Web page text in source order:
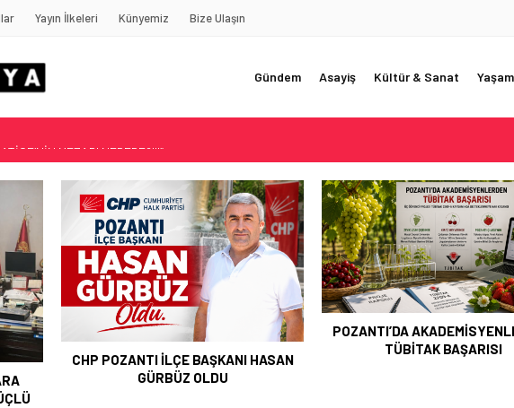
Yayın İlkeleri Künyemiz Bize Ulaşın
Gündem Asayiş Kültür & Sanat Yaşam
Cenneti Pozantı Akçatekir Yaylası
Buzdolabı Uyarısı
ve Adana’da Web Tasarımın Öncüsü GZR Ajans
Yazdı: İLBER ORTAYLI
POZANTI’DA AKADEMİSYENLERDEN
TÜBİTAK BAŞARISI